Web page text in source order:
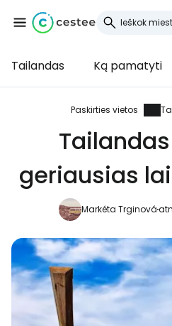
Tailandas Ką pamatyti
Paskirties vietos
geriausias
Markéta Trginová
Prisijunkite
Cestee
... pasaulinė kelionių
Tęsti su
Tęsti el.